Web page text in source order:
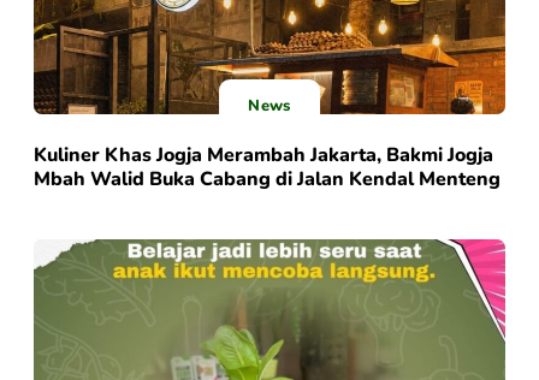
News
Kuliner Khas Jogja Merambah Jakarta, Bakmi Jogja
Mbah Walid Buka Cabang di Jalan Kendal Menteng